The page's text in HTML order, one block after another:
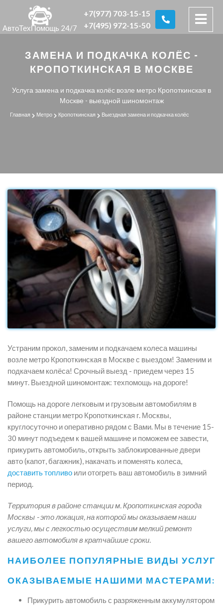
АвтоТехПомощь 24/7
+7(977) 703-15-15
+7(495) 972-15-50
ЗАМЕНА И ПОДКАЧКА КОЛЁС -
КРОПОТКИНСКАЯ В МОСКВЕ
Услуга замена и подкачка колёс возле метро Кропоткинская в
Москве - выездной шиномонтаж
Главная Метро Кропоткинская Выездная замена и подкачка колёс
Устраним прокол, заменим и подкачаем колеса машины
возле метро Кропоткинская в Москве с выездом! Заменим и
подкачаем колёса! Срочный выезд - приедем через 15
минут. Выездной шиномонтаж: техпомощь на дороге!
Помощь на дороге легковым и грузовым автомобилям в
районе станции метро Кропоткинская г. Москвы,
круглосуточно и оперативно рядом с Вами. Мы в течение 15-
30 минут подъедем к вашей машине и поможем ее завести,
прикурить автомобиль, открыть заблокированные двери
авто (капот, багажник), накачать и поменять колеса,
доставить топливо или отогреть ваш автомобиль в зимний
период.
Территория в районе станции м. Кропоткинская города
Москвы - это локация, на которой мы оказываем наши
услуги, мы с легкостью осуществим мелкий ремонт
вашего автомобиля в кратчайшие сроки.
НАИБОЛЕЕ ПОПУЛЯРНЫЕ ВИДЫ УСЛУГ
ОКАЗЫВАЕМЫЕ НАШИМИ МАСТЕРАМИ:
Прикурить автомобиль с разряженным аккумулятором